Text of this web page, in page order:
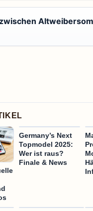
Germany’s Next
Topmodel 2025:
Wer ist raus?
Finale & News